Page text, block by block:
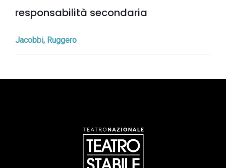
responsabilità secondaria
Jacobbi, Ruggero